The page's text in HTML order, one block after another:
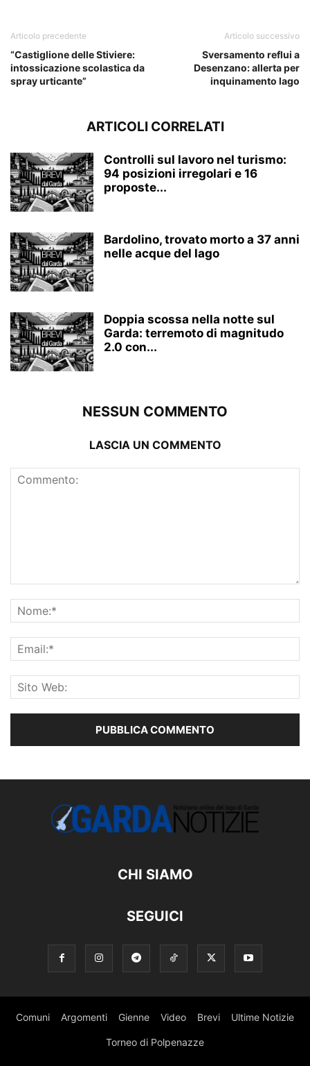
Articolo precedente
“Castiglione delle Stiviere:
intossicazione scolastica da
spray urticante”
Articolo successivo
Sversamento reflui a
Desenzano: allerta per
inquinamento lago
ARTICOLI CORRELATI
Controlli sul lavoro nel turismo:
94 posizioni irregolari e 16
proposte...
Bardolino, trovato morto a 37 anni
nelle acque del lago
Doppia scossa nella notte sul
Garda: terremoto di magnitudo
2.0 con...
NESSUN COMMENTO
LASCIA UN COMMENTO
CHI SIAMO
SEGUICI
Comuni Argomenti Gienne Video Brevi Ultime Notizie
Torneo di Polpenazze